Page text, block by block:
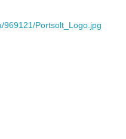
969121/Portsolt_Logo.jpg